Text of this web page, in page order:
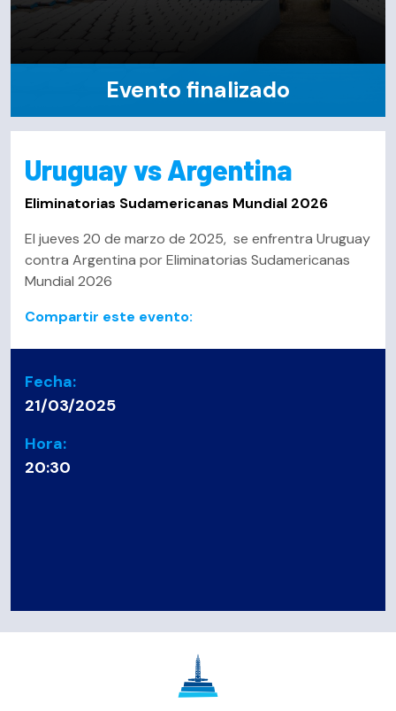
Evento finalizado
Uruguay vs Argentina
Eliminatorias Sudamericanas Mundial 2026
El jueves 20 de marzo de 2025, se enfrentra Uruguay
contra Argentina por Eliminatorias Sudamericanas
Mundial 2026
Compartir este evento:
Fecha:
21/03/2025
Hora:
20:30